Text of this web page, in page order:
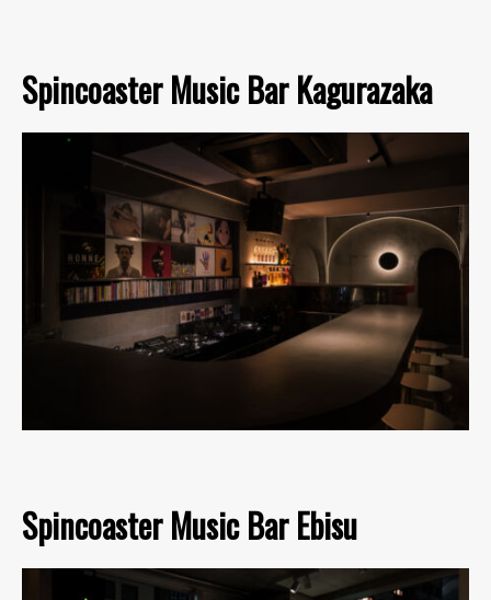
Spincoaster Music Bar Kagurazaka
Spincoaster Music Bar Ebisu